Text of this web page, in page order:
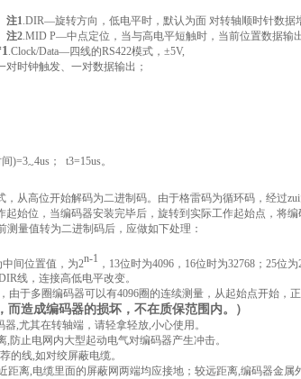
注1.DIR—旋转方向，低电平时，默认为面 对转轴顺时针数
注2.MID P—中点定位，当与高电平短触时，当前位置数据输
.Clock/Data—四线的RS422模式，±5V,
对时钟触发、一对数据输出；
)=3~4us ； t3=15us。
从高位开始解码为二进制码。由于格雷码为循环码，经过
始位，当编码器安装完毕后，旋转到实际工作起始点，将
量值转为二进制码后，应做如下处理：
间位置值，为2n-1 ，13位时为4096，16位时为32768；25位
线，连接高低电平改变。
于多圈编码器可以有4096圈的连续测量，从起始点开始，正
而造成编码器的损坏，不在质保范围内。）
,尤其在转轴端，请轻拿轻放,小心使用。
,防止电网内大型起动电气对编码器产生冲击。
的线,如对绞屏蔽电缆。
距离,电缆里面的屏蔽网两端均应接地；较远距离,编码器金